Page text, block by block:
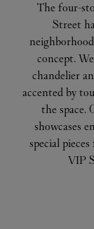
The four-
Street
concept.
chandelier
accented by
the space.
showcases
special
VIP